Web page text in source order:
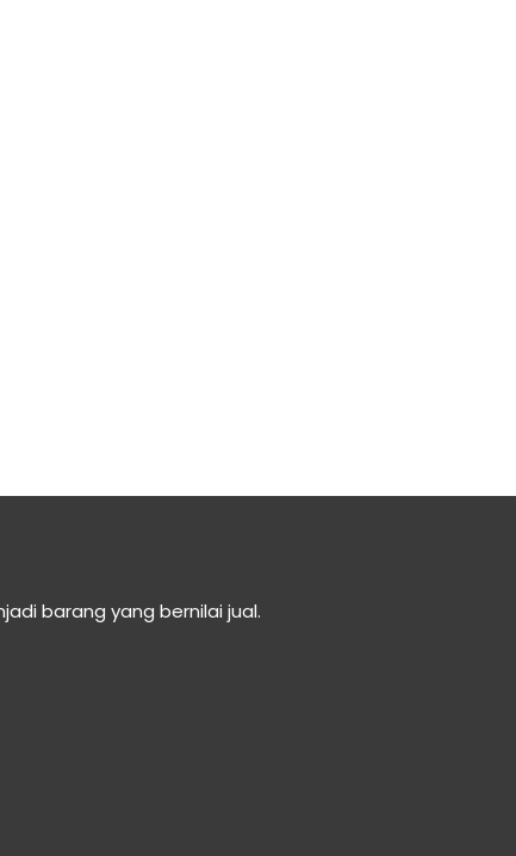
barang yang bernilai jual.